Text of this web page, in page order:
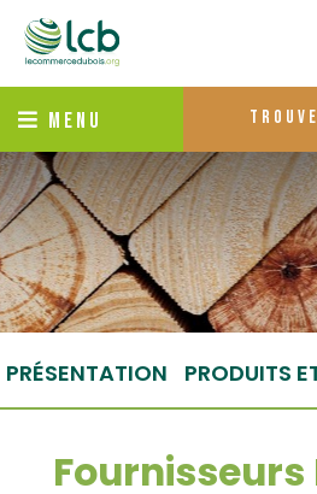
MENU
PRÉSENTATION PRODUITS
Fournisseurs